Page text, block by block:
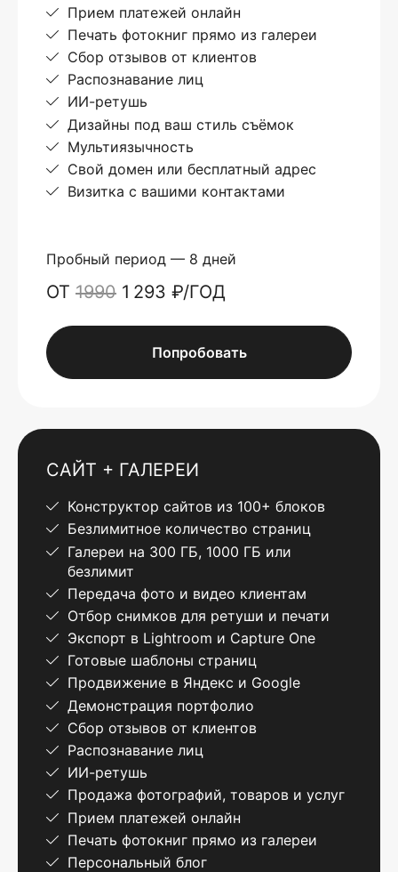
Прием платежей онлайн
Печать фотокниг прямо из галереи
Сбор отзывов от клиентов
Распознавание лиц
ИИ-ретушь
Дизайны под ваш стиль съёмок
Мультиязычность
Свой домен или бесплатный адрес
Визитка с вашими контактами
Пробный период — 8 дней
ОТ 1990 1 293 ₽/ГОД
Попробовать
САЙТ + ГАЛЕРЕИ
Конструктор сайтов из 100+ блоков
Безлимитное количество страниц
Галереи на 300 ГБ, 1000 ГБ или
безлимит
Передача фото и видео клиентам
Отбор снимков для ретуши и печати
Экспорт в Lightroom и Capture One
Готовые шаблоны страниц
Продвижение в Яндекс и Google
Демонстрация портфолио
Сбор отзывов от клиентов
Распознавание лиц
ИИ-ретушь
Продажа фотографий, товаров и услуг
Прием платежей онлайн
Печать фотокниг прямо из галереи
Персональный блог